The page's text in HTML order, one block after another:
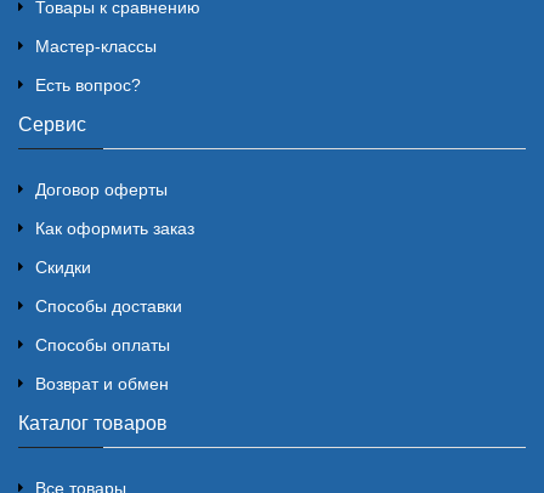
Товары к сравнению
Мастер-классы
Есть вопрос?
Сервис
Договор оферты
Как оформить заказ
Скидки
Способы доставки
Способы оплаты
Возврат и обмен
Каталог товаров
Все товары